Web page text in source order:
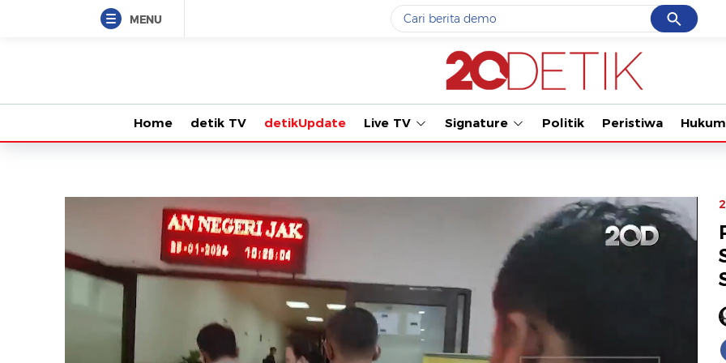
MENU Cancel
Yang sedang ramai dicari
gempa hari ini
#3prabowo
#5demo
Terakhir yang dicari
Loading...
Tonton kabar
Home detik TV detikUpdate Live TV Signature Politik Peristiwa Hukum